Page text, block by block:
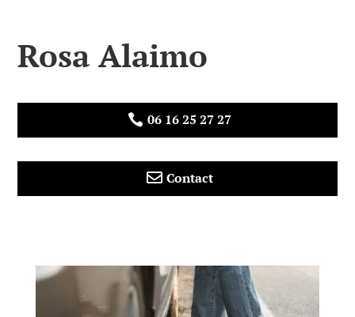
Rosa Alaimo
 06 16 25 27 27
 Contact